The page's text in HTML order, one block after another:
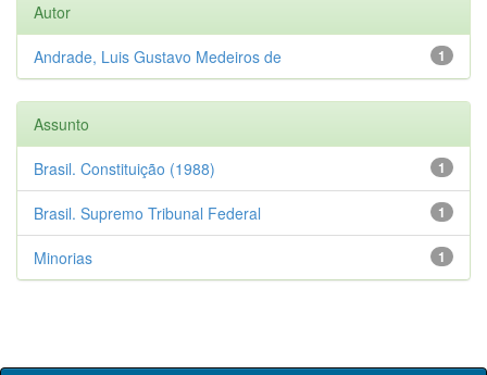
Autor
1
Andrade, Luis Gustavo Medeiros de
Assunto
1
Brasil. Constituição (1988)
1
Brasil. Supremo Tribunal Federal
1
Minorias